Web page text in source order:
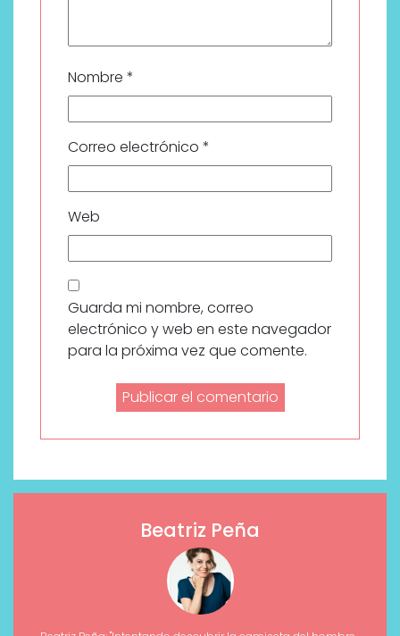
Nombre *
Correo electrónico *
Web
Guarda mi nombre, correo
electrónico y web en este navegador
para la próxima vez que comente.
Beatriz Peña